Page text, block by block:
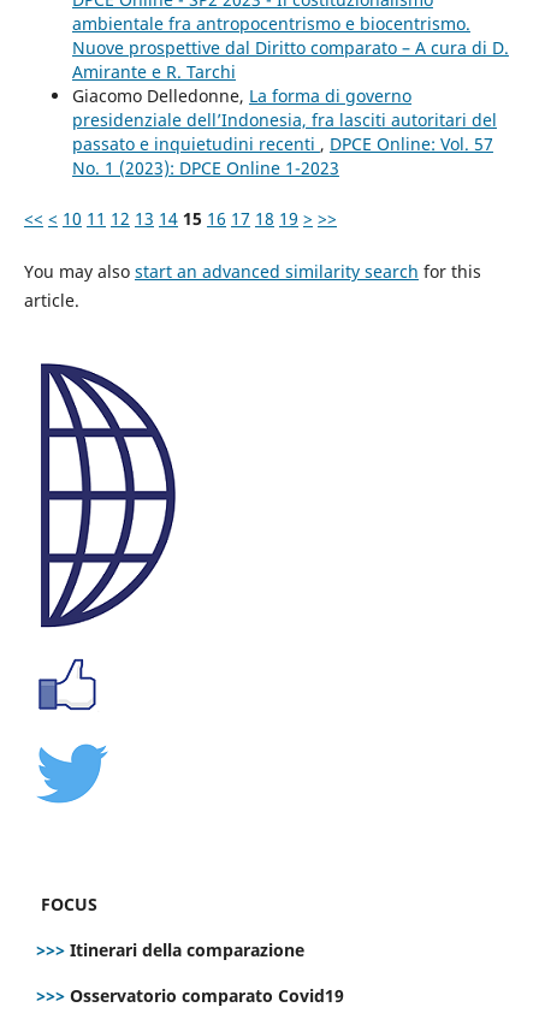
ambientale fra antropocentrismo e biocentrismo.
Nuove prospettive dal Diritto comparato – A cura di D.
Amirante e R. Tarchi
Giacomo Delledonne, La forma di governo
presidenziale dell’Indonesia, fra lasciti autoritari del
passato e inquietudini recenti , DPCE Online: Vol. 57
No. 1 (2023): DPCE Online 1-2023
<< < 10 11 12 13 14 15 16 17 18 19 > >>
You may also start an advanced similarity search for this
article.
FOCUS
>>> Itinerari della comparazione
>>> Osservatorio comparato Covid19